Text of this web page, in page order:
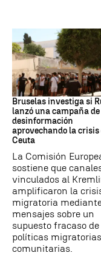
Desinformación rusa
Bruselas investiga si
lanzó una campaña de
desinformación
aprovechando la crisis
Ceuta
La Comisión
sostiene que
vinculados al
amplificaron la
migratoria
mensajes sobre un
supuesto fracaso
políticas migratorias
comunitarias.